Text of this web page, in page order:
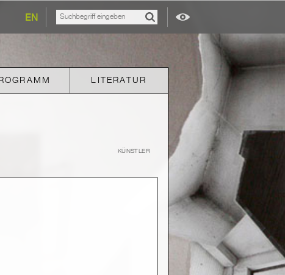
EN
LITERATUR
KÜNSTLER